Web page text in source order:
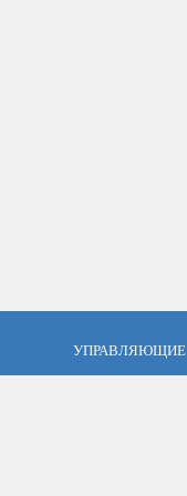
УПРАВЛЯЮЩИЕ